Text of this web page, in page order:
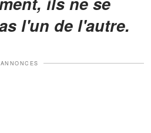
l'un de l'autre.
ANNONCES